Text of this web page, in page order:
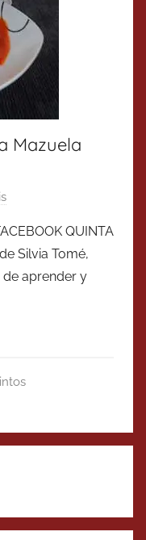
Mazuela
QUINTA
Silvia Tomé,
aprender y